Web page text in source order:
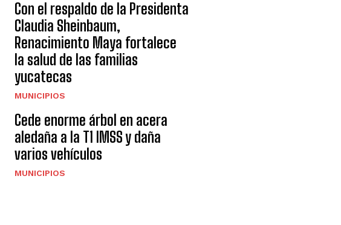
Con el respaldo de la Presidenta
Claudia Sheinbaum,
Renacimiento Maya fortalece
la salud de las familias
yucatecas
MUNICIPIOS
Cede enorme árbol en acera
aledaña a la T1 IMSS y daña
varios vehículos
MUNICIPIOS